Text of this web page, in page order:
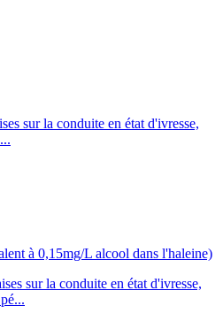
sur la conduite en état d'ivresse,
à 0,15mg/L alcool dans l'haleine)
sur la conduite en état d'ivresse,